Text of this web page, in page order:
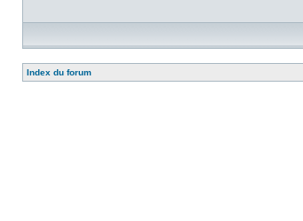
Index du forum